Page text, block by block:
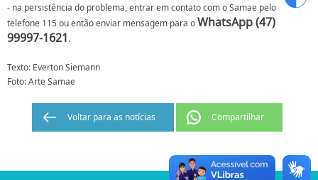
- na persistência do problema, entrar em contato com o Samae pelo
telefone 115 ou então enviar mensagem para oWhatsApp (47)
99997-1621.
Texto: Everton Siemann
Foto: Arte Samae
Voltar para as notícias Compartilhar